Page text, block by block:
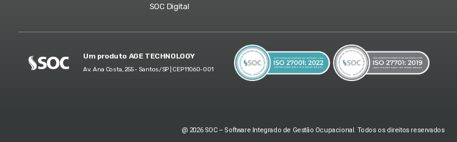
SOC Digital
Um produto AGE TECHNOLOGY
Av. Ana Costa, 255 - Santos/SP | CEP 11060-001
@ 2026 SOC – Software Integrado de Gestão Ocupacional. Todos os direitos reservados